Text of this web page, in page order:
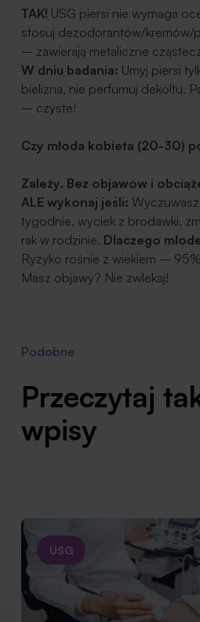
TAK! USG piersi nie wymaga
stosuj dezodorantów/kremów/
– zawierają metaliczne
W dniu badania: Umyj piersi
bielizna, nie perfumuj dekoltu.
– czyste!
Czy młoda kobieta (20-30)
Zależy. Bez objawów i
ALE wykonaj jeśli:
tygodnie, wyciek z brodawki,
rak w rodzinie. Dlaczego
Ryzyko rośnie z wiekiem –
Masz objawy? Nie zwlekaj!
Podobne
Przeczytaj
wpisy
USG